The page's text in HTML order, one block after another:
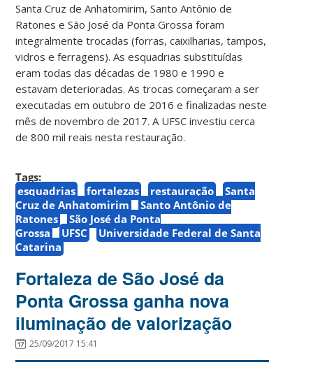
Santa Cruz de Anhatomirim, Santo Antônio de
Ratones e São José da Ponta Grossa foram
integralmente trocadas (forras, caixilharias, tampos,
vidros e ferragens). As esquadrias substituídas
eram todas das décadas de 1980 e 1990 e
estavam deterioradas. As trocas começaram a ser
executadas em outubro de 2016 e finalizadas neste
mês de novembro de 2017. A UFSC investiu cerca
de 800 mil reais nesta restauração.
Tags:
esquadrias
fortalezas restauração
Santa
Cruz de Anhatomirim
Santo Antônio de
Ratones
São José da Ponta
Grossa
UFSC
Universidade Federal de Santa
Catarina
Fortaleza de São José da
Ponta Grossa ganha nova
iluminação de valorização
25/09/2017 15:41